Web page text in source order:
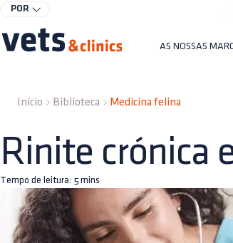
POR
AS NOSSAS
Início Biblioteca Medicina felina
Rinite crónica
Tempo de leitura: 5 mins